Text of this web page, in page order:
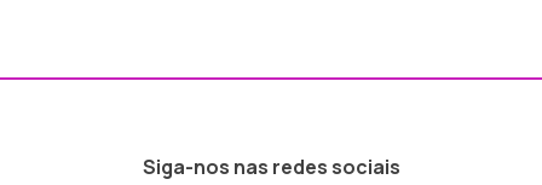
Siga-nos nas redes sociais